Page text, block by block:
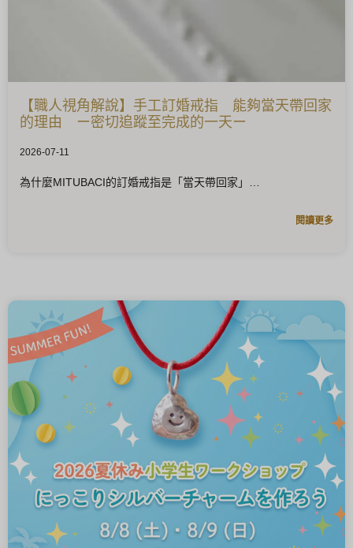
【職人視角解說】手工訂婚戒指 能夠當天帶回家
的理由 ー密切追蹤至完成的一天ー
2026-07-11
為什麼MITUBACI的訂婚戒指是「當天帶回家」
閱讀更多